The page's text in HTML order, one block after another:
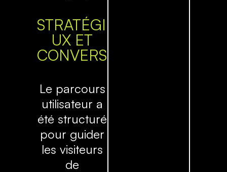
STRATÉGIE
UX ET
CONVERSION
Le parcours
utilisateur a
été structuré
pour guider
les visiteurs
de